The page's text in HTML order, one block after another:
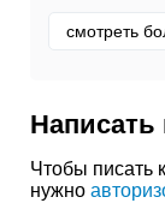
смотреть
Написать
Чтобы писать
нужно